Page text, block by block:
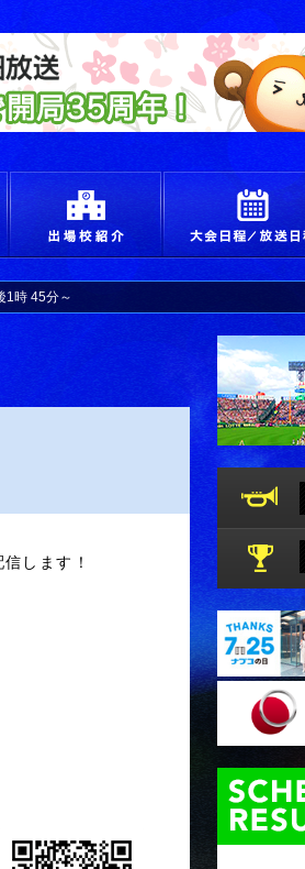
トーナメント 出場校
1時 45分～
します！